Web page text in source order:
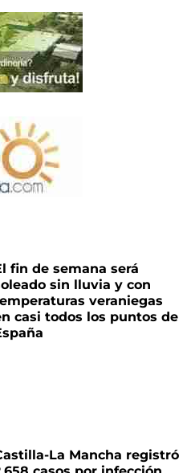
fin de semana será
sin lluvia y con
veraniegas
casi todos los puntos de
La Mancha registró